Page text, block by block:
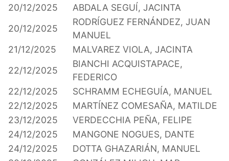
20/12/2025
ABDALA SEGUÍ, JACINTA
20/12/2025
RODRÍGUEZ FERNÁNDEZ, JUAN
MANUEL
21/12/2025
MALVAREZ VIOLA, JACINTA
22/12/2025
BIANCHI ACQUISTAPACE,
FEDERICO
22/12/2025
SCHRAMM ECHEGUÍA, MANUEL
22/12/2025
MARTÍNEZ COMESAÑA, MATILDE
23/12/2025
VERDECCHIA PEÑA, FELIPE
24/12/2025
MANGONE NOGUES, DANTE
24/12/2025
DOTTA GHAZARIÁN, MANUEL